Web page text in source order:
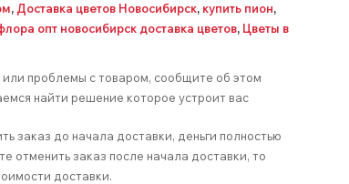
, Доставка цветов Новосибирск, купить пион,
опт новосибирск доставка цветов, Цветы в
или проблемы с товаром, сообщите об этом
найти решение которое устроит вас
заказ до начала доставки, деньги полностью
отменить заказ после начала доставки, то
доставки.